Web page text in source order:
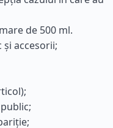
de 500 ml.
accesorii;